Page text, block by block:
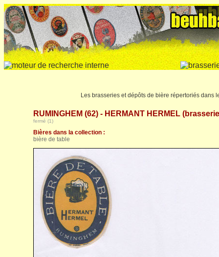
Les brasseries et dépôts de bière répertoriés dans
RUMINGHEM (62) - HERMANT HERMEL
fermé (1)
Bières dans la collection :
bière de table